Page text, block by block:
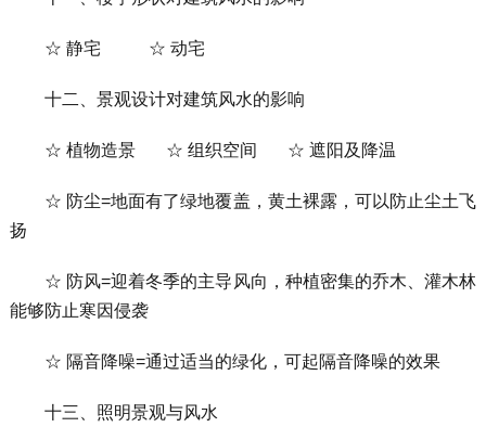
☆ 静宅 ☆ 动宅
十二、景观设计对建筑风水的影响
☆ 植物造景 ☆ 组织空间 ☆ 遮阳及降温
☆ 防尘=地面有了绿地覆盖，黄土裸露，可以防止尘土飞
扬
☆ 防风=迎着冬季的主导风向，种植密集的乔木、灌木林
能够防止寒因侵袭
☆ 隔音降噪=通过适当的绿化，可起隔音降噪的效果
十三、照明景观与风水